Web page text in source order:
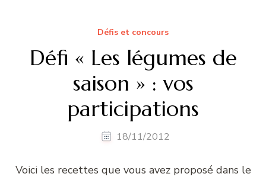
Défis et concours
Défi « Les légumes de
saison » : vos
participations
18/11/2012
Voici les recettes que vous avez proposé dans le